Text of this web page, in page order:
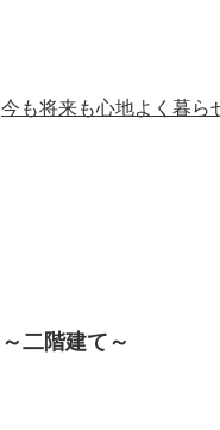
今も将来も心地よく暮ら
～二階建て～